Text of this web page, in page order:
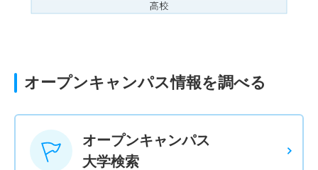
オープンキャンパス情報を調べる
オープンキャンパス
大学検索